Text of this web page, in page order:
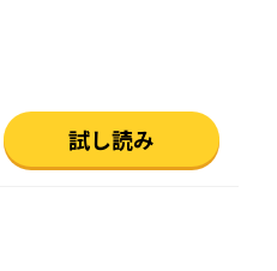
試し読み